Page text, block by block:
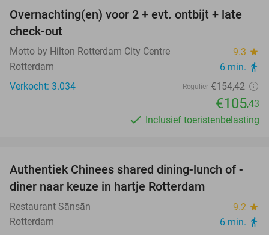
32%
Overnachting(en) voor 2 + evt. ontbijt + late
check-out
Motto by Hilton Rotterdam City Centre 9.3 star
Rotterdam 6 min. directions_walk
Verkocht: 3.034 Regulier €154,42
€105,43
Inclusief toeristenbelasting
40%
Authentiek Chinees shared dining-lunch of -
diner naar keuze in hartje Rotterdam
Restaurant Sānsān 9.2 star
Rotterdam 6 min. directions_walk